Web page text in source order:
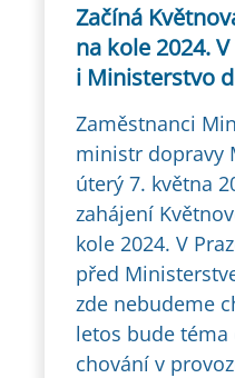
Začíná
na kole 2024.
i Ministerstvo
Zaměstnanci
ministr dopravy
úterý 7. května
zahájení
kole 2024. V
před
zde nebudeme
letos bude téma
chování v